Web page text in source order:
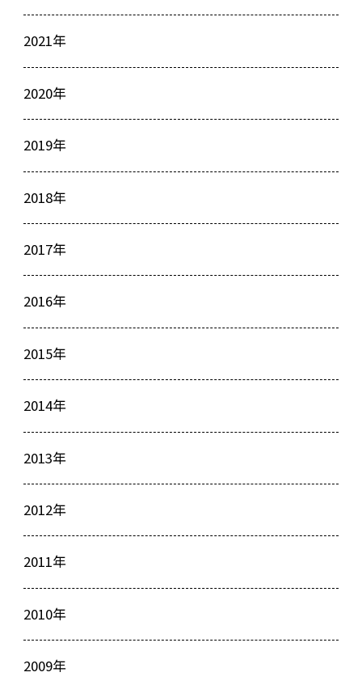
2021年
2020年
2019年
2018年
2017年
2016年
2015年
2014年
2013年
2012年
2011年
2010年
2009年